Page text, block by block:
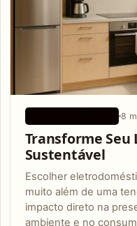
8
Transforme Seu
Sustentável
Escolher
muito além de uma
impacto direto na
ambiente e no